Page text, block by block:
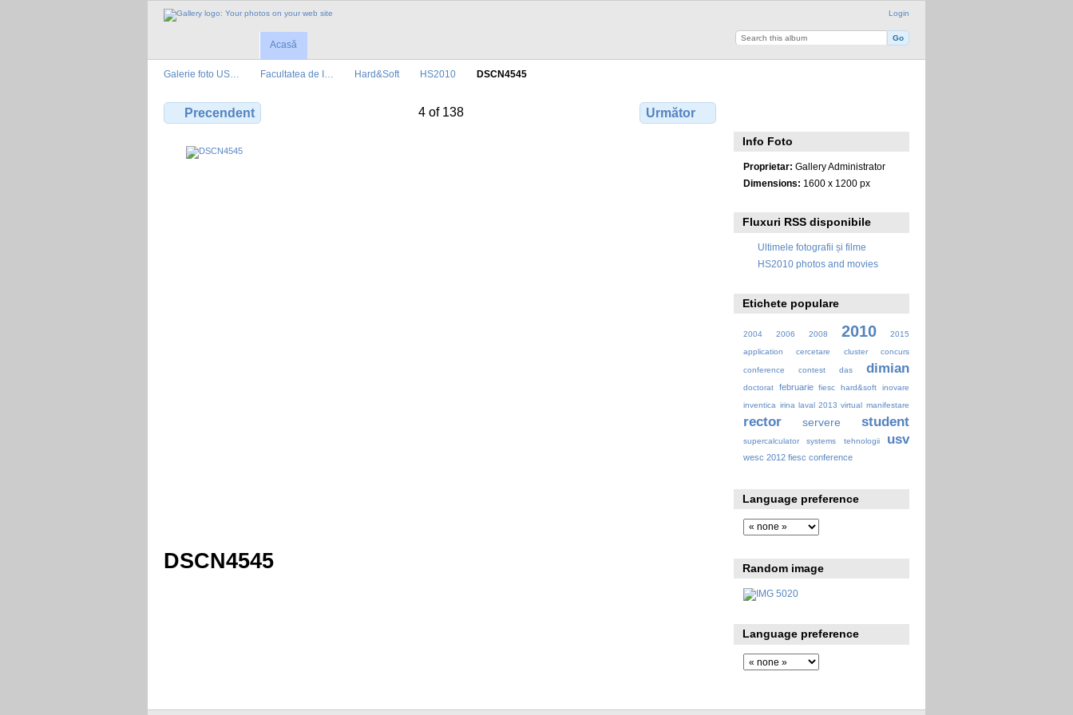
Login
Acasă
Galerie foto US… Facultatea de I… Hard&Soft HS2010 DSCN4545
Precendent 4 of 138 Următor
DSCN4545
Info Foto
Proprietar: Gallery Administrator
Dimensions: 1600 x 1200 px
Fluxuri RSS disponibile
Ultimele fotografii și filme
HS2010 photos and movies
Etichete populare
2004 2006 2008 2010
2015
application
cercetare cluster concurs
conference contest das dimian
doctorat februarie fiesc hard&soft
inovare
inventica irina laval 2013 virtual manifestare
rector servere student
supercalculator systems tehnologii usv
wesc 2012 fiesc conference
Language preference
Random image
Language preference